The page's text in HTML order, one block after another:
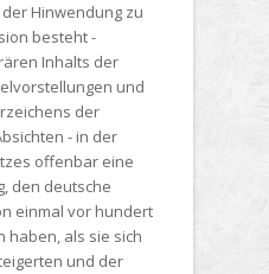
Hinwendung zu
besteht -
Inhalts der
und
der
- in der
offenbar eine
den deutsche
einmal vor hundert
haben, als sie sich
und der